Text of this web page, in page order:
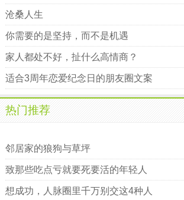
沧桑人生
你需要的是坚持，而不是机遇
家人都处不好，扯什么高情商？
适合3周年恋爱纪念日的朋友圈文案
热门推荐
邻居家的狼狗与草坪
致那些吃点亏就要死要活的年轻人
想成功，人脉圈里千万别交这4种人